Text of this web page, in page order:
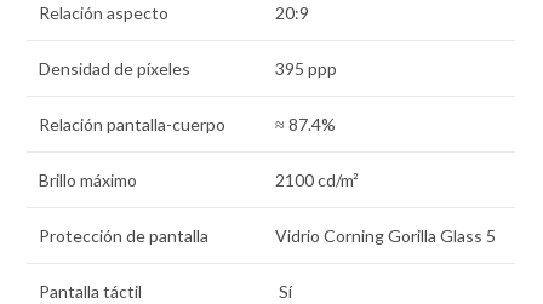
Relación aspecto 20:9
Densidad de pí­xeles 395 ppp
Relación pantalla-cuerpo ≈ 87.4%
Brillo máximo 2100 cd/m²
Protección de pantalla Vidrio Corning Gorilla Glass 5
Pantalla táctil Sí